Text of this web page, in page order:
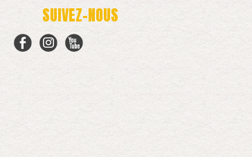
SUIVEZ-NOUS